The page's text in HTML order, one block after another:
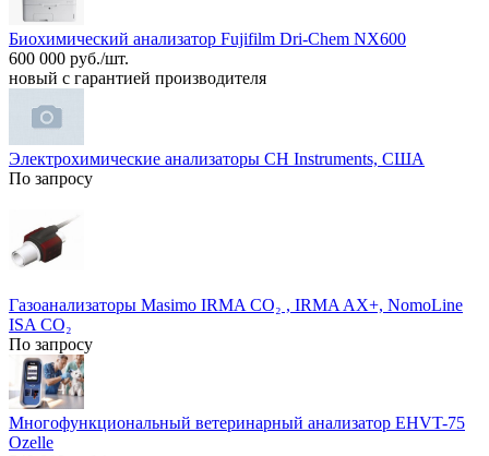
Биохимический анализатор Fujifilm Dri-Chem NX600
600 000 руб./шт.
новый с гарантией производителя
Электрохимические анализаторы CH Instruments, США
По запросу
Газоанализаторы Masimo IRMA CO₂ , IRMA AX+, NomoLine
ISA CO₂
По запросу
Многофункциональный ветеринарный анализатор EHVT-75
Ozelle